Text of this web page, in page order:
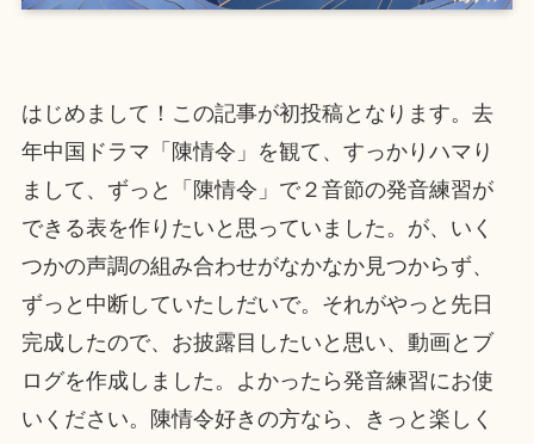
はじめまして！この記事が初投稿となります。去
年中国ドラマ「陳情令」を観て、すっかりハマり
まして、ずっと「陳情令」で２音節の発音練習が
できる表を作りたいと思っていました。が、いく
つかの声調の組み合わせがなかなか見つからず、
ずっと中断していたしだいで。それがやっと先日
完成したので、お披露目したいと思い、動画とブ
ログを作成しました。よかったら発音練習にお使
いください。陳情令好きの方なら、きっと楽しく